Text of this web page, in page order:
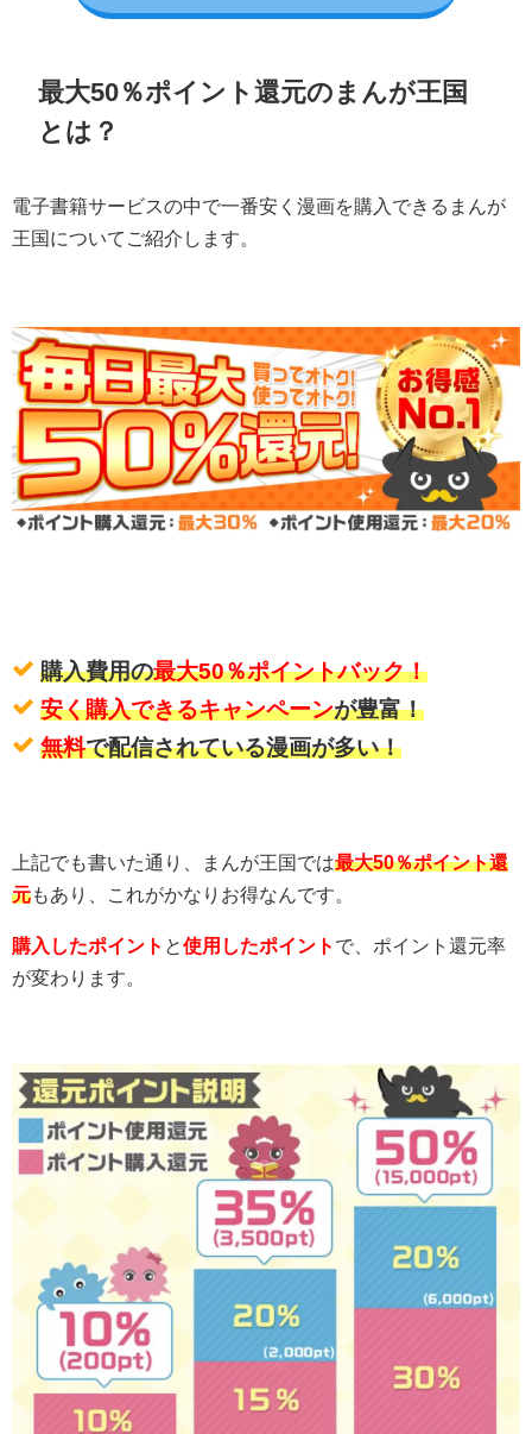
最大50％ポイント還元のまんが王国
とは？
電子書籍サービスの中で一番安く漫画を購入できるまんが
王国についてご紹介します。
購入費用の最大50％ポイントバック！
安く購入できるキャンペーンが豊富！
無料で配信されている漫画が多い！
上記でも書いた通り、まんが王国では最大50％ポイント還
元もあり、これがかなりお得なんです。
購入したポイント と使用したポイント で、ポイント還元率
が変わります。